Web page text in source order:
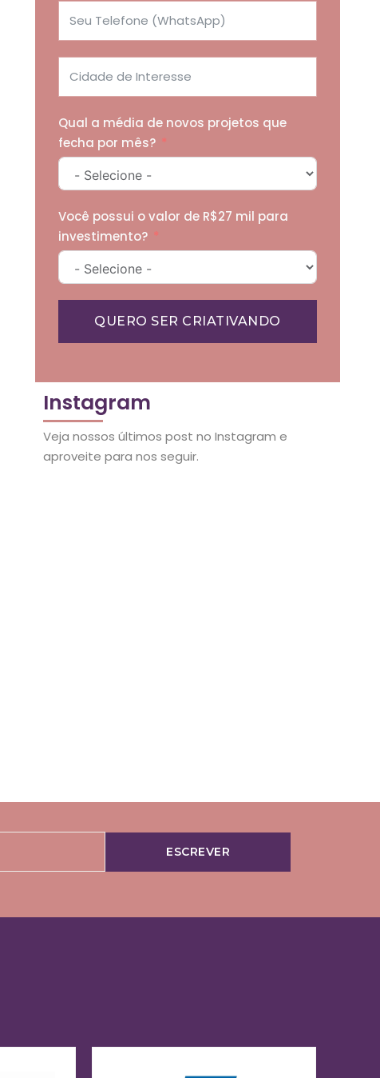
Qual a média de novos projetos que
fecha por mês?
Você possui o valor de R$27 mil para
investimento?
QUERO SER CRIATIVANDO
Instagram
Veja nossos últimos post no Instagram e
aproveite para nos seguir.
ESCREVER